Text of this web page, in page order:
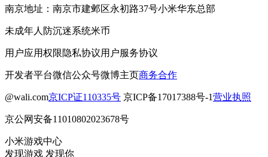
南京地址：南京市建邺区永初路37号小米华东总部
未成年人防沉迷系统米币
用户应用权限隐私协议用户服务协议
开发者平台微信公众号微博主页商务合作
@wali.com京ICP证110335号 京ICP备17017388号-1营业执照
京公网安备11010802023678号
小米游戏中心
发现游戏 发现你